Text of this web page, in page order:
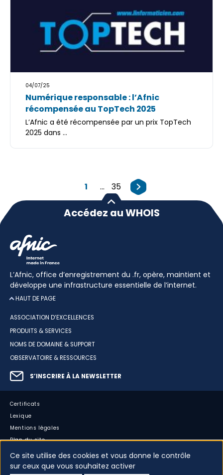
04/07/25
Numérique responsable : l’Afnic
récompensée au TopTech 2025
L’Afnic a été récompensée par un prix TopTech
2025 dans ...
1 ... 35
Accédez au WHOIS
L’Afnic, office d’enregistrement du .fr, opère, maintient et
développe une infrastructure essentielle de l’internet.
HAUT DE PAGE
ASSOCIATION D’EXCELLENCES
PRODUITS & SERVICES
NOMS DE DOMAINE & SUPPORT
OBSERVATOIRE & RESSOURCES
S’INSCRIRE À LA NEWSLETTER
Certificats
Lexique
Mentions légales
Plan du site
Accessibilité : partiellement conforme
Cookies
Ce site utilise des cookies et vous donne le contrôle
sur ceux que vous souhaitez activer